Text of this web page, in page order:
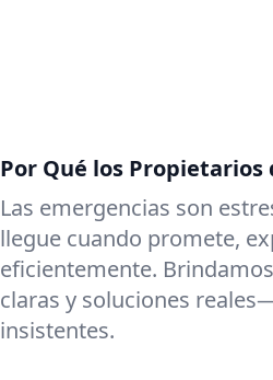
Por Qué los
Las emergencias son
llegue cuando promete,
eficientemente.
claras y soluciones
insistentes.